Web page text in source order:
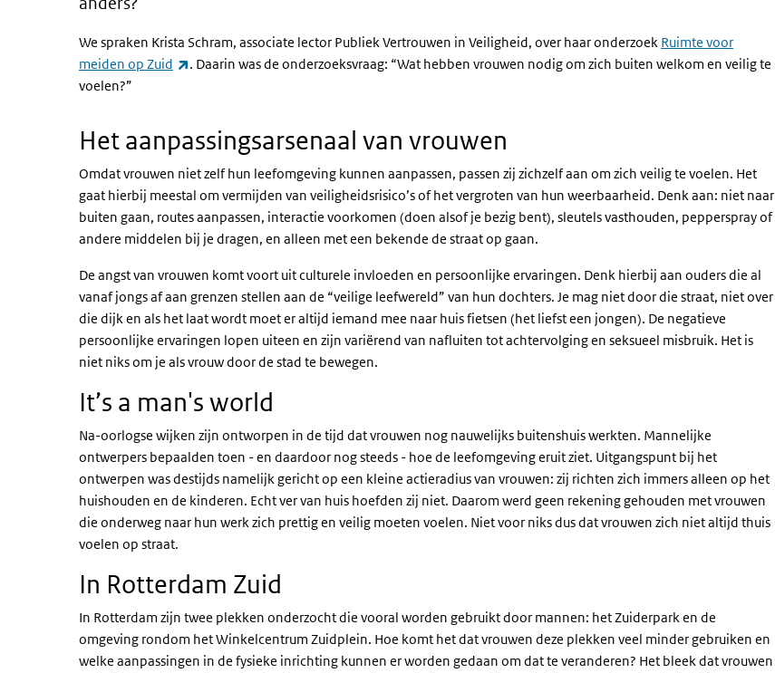
We spraken Krista Schram, associate lector Publiek Vertrouwen in Veiligheid, over haar onderzoek Ruimte voor
meiden op Zuid
(externe link)
. Daarin was de onderzoeksvraag: “Wat hebben vrouwen nodig om zich buiten welkom en veilig te
voelen?”
Het aanpassingsarsenaal van vrouwen
Omdat vrouwen niet zelf hun leefomgeving kunnen aanpassen, passen zij zichzelf aan om zich veilig te voelen. Het
gaat hierbij meestal om vermijden van veiligheidsrisico’s of het vergroten van hun weerbaarheid. Denk aan: niet naar
buiten gaan, routes aanpassen, interactie voorkomen (doen alsof je bezig bent), sleutels vasthouden, pepperspray of
andere middelen bij je dragen, en alleen met een bekende de straat op gaan.
De angst van vrouwen komt voort uit culturele invloeden en persoonlijke ervaringen. Denk hierbij aan ouders die al
vanaf jongs af aan grenzen stellen aan de “veilige leefwereld” van hun dochters. Je mag niet door die straat, niet over
die dijk en als het laat wordt moet er altijd iemand mee naar huis fietsen (het liefst een jongen). De negatieve
persoonlijke ervaringen lopen uiteen en zijn variërend van nafluiten tot achtervolging en seksueel misbruik. Het is
niet niks om je als vrouw door de stad te bewegen.
It’s a man's world
Na-oorlogse wijken zijn ontworpen in de tijd dat vrouwen nog nauwelijks buitenshuis werkten. Mannelijke
ontwerpers bepaalden toen - en daardoor nog steeds - hoe de leefomgeving eruit ziet. Uitgangspunt bij het
ontwerpen was destijds namelijk gericht op een kleine actieradius van vrouwen: zij richten zich immers alleen op het
huishouden en de kinderen. Echt ver van huis hoefden zij niet. Daarom werd geen rekening gehouden met vrouwen
die onderweg naar hun werk zich prettig en veilig moeten voelen. Niet voor niks dus dat vrouwen zich niet altijd thuis
voelen op straat.
In Rotterdam Zuid
In Rotterdam zijn twee plekken onderzocht die vooral worden gebruikt door mannen: het Zuiderpark en de
omgeving rondom het Winkelcentrum Zuidplein. Hoe komt het dat vrouwen deze plekken veel minder gebruiken en
welke aanpassingen in de fysieke inrichting kunnen er worden gedaan om dat te veranderen? Het bleek dat vrouwen